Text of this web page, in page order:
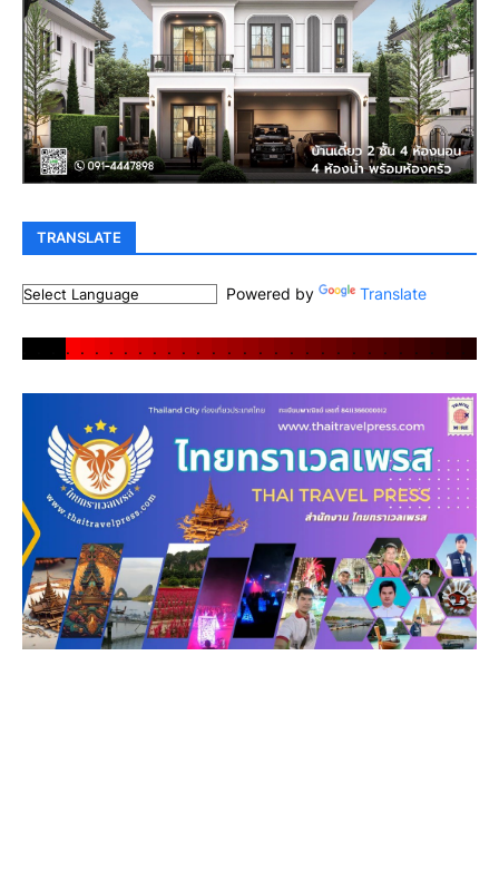
TRANSLATE
Powered by Translate
. . . . . . . . . . . . . . . . . . . . . . . .